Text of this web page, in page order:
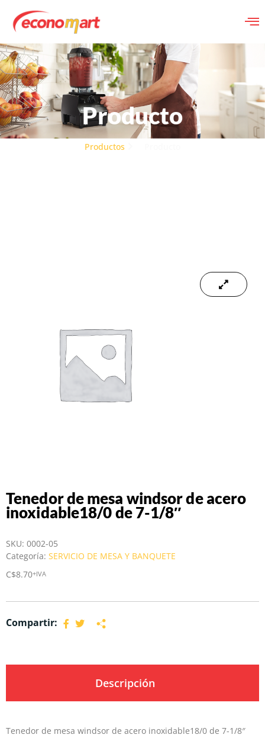
Producto
Productos
Tenedor de mesa windsor de acero
inoxidable18/0 de 7-1/8″
SKU: 0002-05
Categoría: SERVICIO DE MESA Y BANQUETE
C$8.70+IVA
Compartir:
Descripción
Tenedor de mesa windsor de acero inoxidable18/0 de 7-1/8″